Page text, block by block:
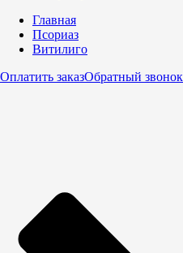
Главная
Псориаз
Витилиго
Оплатить заказОбратный звонок